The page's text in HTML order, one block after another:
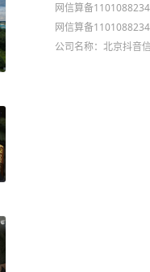
网信算备
网信算备
公司名称：北京抖音